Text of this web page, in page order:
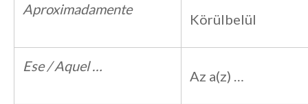
Aproximadamente
Körülbelül
Ese / Aquel …
Az a(z) …